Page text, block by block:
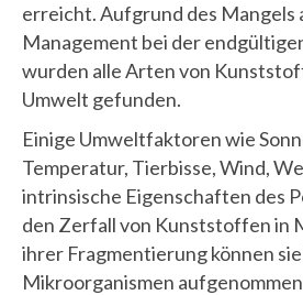
erreicht. Aufgrund des Mangels
Management bei der
wurden alle Arten von
Umwelt gefunden.
Einige Umweltfaktoren wie
Temperatur, Tierbisse, Wind,
intrinsische Eigenschaften des
den Zerfall von Kunststoffen in
ihrer Fragmentierung können
Mikroorganismen